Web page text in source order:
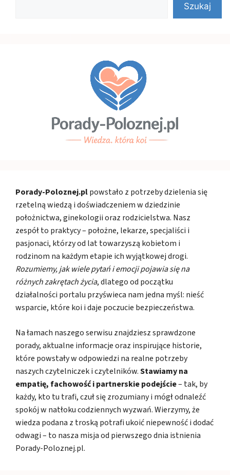
Szukaj
Porady-Poloznej.plpowstało z potrzeby dzielenia się
rzetelną wiedzą i doświadczeniem w dziedzinie
położnictwa, ginekologii oraz rodzicielstwa. Nasz
zespół to praktycy – położne, lekarze, specjaliści i
pasjonaci, którzy od lat towarzyszą kobietom i
rodzinom na każdym etapie ich wyjątkowej drogi.
Rozumiemy, jak wiele pytań i emocji pojawia się na
różnych zakrętach życia, dlatego od początku
działalności portalu przyświeca nam jedna myśl: nieść
wsparcie, które koi i daje poczucie bezpieczeństwa.
Na łamach naszego serwisu znajdziesz sprawdzone
porady, aktualne informacje oraz inspirujące historie,
które powstały w odpowiedzi na realne potrzeby
naszych czytelniczek i czytelników.Stawiamy na
empatię, fachowość i partnerskie podejście– tak, by
każdy, kto tu trafi, czuł się zrozumiany i mógł odnaleźć
spokój w natłoku codziennych wyzwań. Wierzymy, że
wiedza podana z troską potrafi ukoić niepewność i dodać
odwagi – to nasza misja od pierwszego dnia istnienia
Porady-Poloznej.pl.